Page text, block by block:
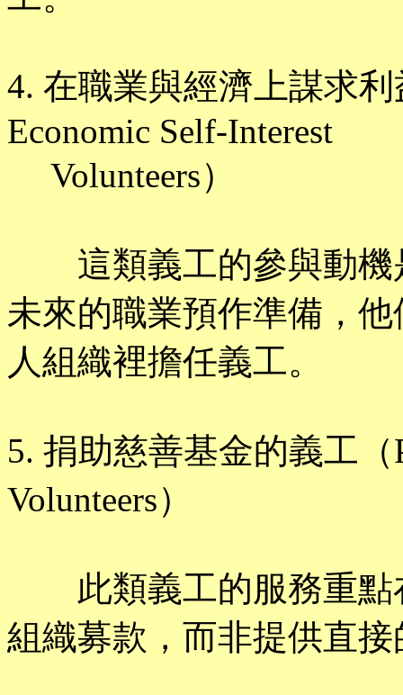
4. 在職業與經濟上謀求
Economic Self-Interest
Volunteers）
這類義工的參與動機
未來的職業預作準備，
人組織裡擔任義工。
5. 捐助慈善基金的義工（
Volunteers）
此類義工的服務重點
組織募款，而非提供直